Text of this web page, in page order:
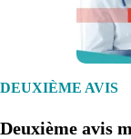
Créez un
DEUXIÈME AVIS
Deuxième avis